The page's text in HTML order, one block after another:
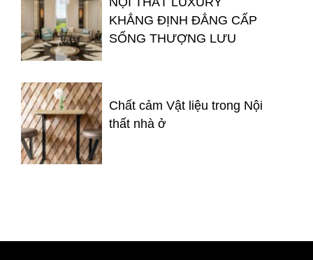
KHẲNG ĐỊNH ĐẲNG CẤP
SỐNG THƯỢNG LƯU
Chất cảm Vật liệu trong Nội
thất nhà ở